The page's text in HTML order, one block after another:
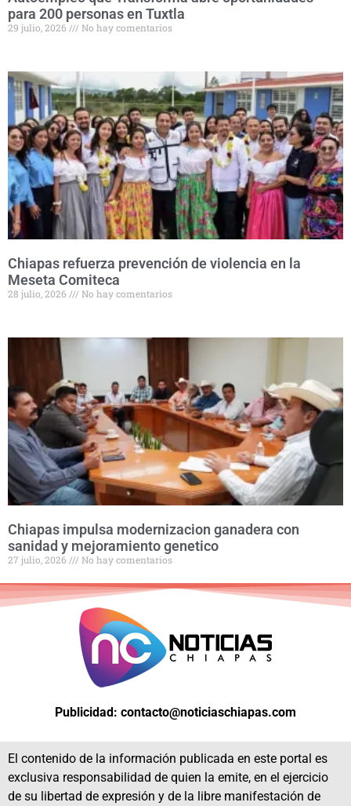
para 200 personas en Tuxtla
29 julio, 2026 No hay comentarios
Chiapas refuerza prevención de violencia en la
Meseta Comiteca
28 julio, 2026 No hay comentarios
Chiapas impulsa modernizacion ganadera con
sanidad y mejoramiento genetico
27 julio, 2026 No hay comentarios
Publicidad: contacto@noticiaschiapas.com
El contenido de la información publicada en este portal es
exclusiva responsabilidad de quien la emite, en el ejercicio
de su libertad de expresión y de la libre manifestación de